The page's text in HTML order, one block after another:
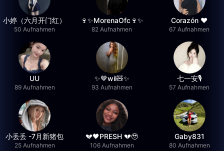
小婷（六月开门红）
50 Aufnahmen
🍷✨MorenaOfc🍷✨
82 Aufnahmen
Corazón ♥
67 Aufnahmen
UU
89 Aufnahmen
✨🤎wil🧸✨
93 Aufnahmen
七一安🎙️
57 Aufnahmen
小丢丢 -7月新猪包
25 Aufnahmen
💔🖤PRESH 💔🥹
106 Aufnahmen
Gaby831
80 Aufnahmen